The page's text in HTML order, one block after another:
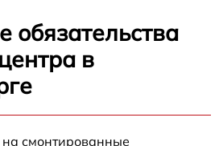
обязательства
в
на смонтированные